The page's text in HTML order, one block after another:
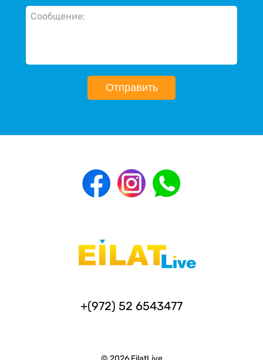
Отправить
+(972) 52 6543477